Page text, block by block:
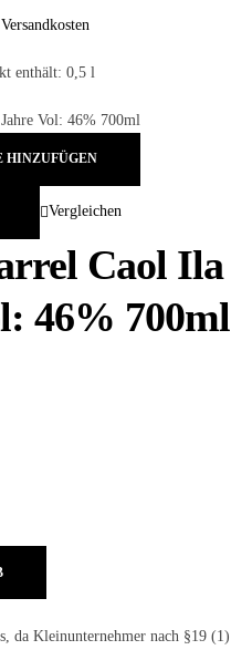
Versandkosten
enthält: 0,5 l
HINZUFÜGEN
Vergleichen
Caol Ila
46% 700ml
da Kleinunternehmer nach §19 (1)